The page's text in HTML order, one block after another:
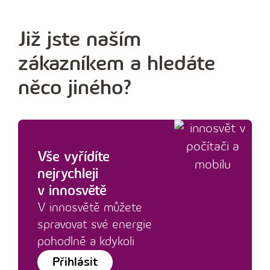
Již jste naším
zákazníkem a hledáte
něco jiného?
Vše vyřídíte
nejrychleji
v innosvětě
V innosvětě můžete
spravovat své energie
pohodlně a kdykoli
Přihlásit